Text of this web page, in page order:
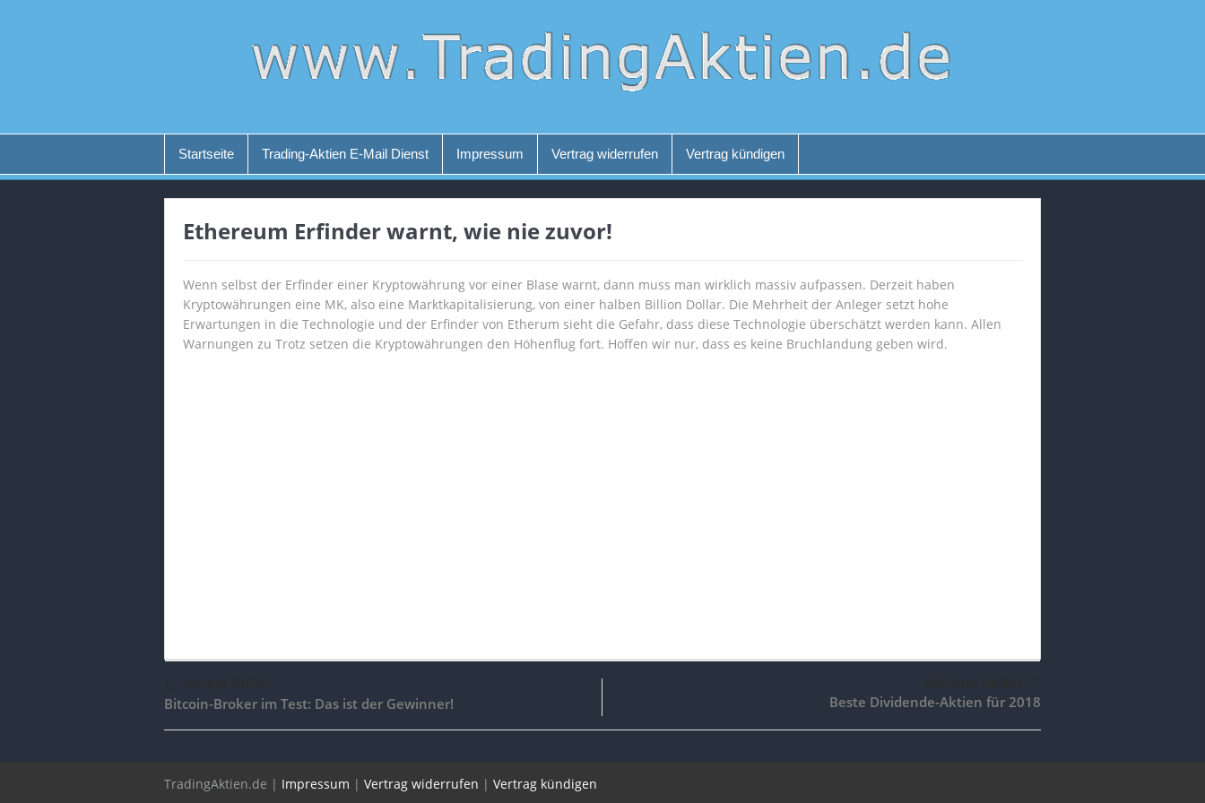
Startseite Trading-Aktien E-Mail Dienst Impressum Vertrag widerrufen Vertrag kündigen
Ethereum Erfinder warnt, wie nie zuvor!
Wenn selbst der Erfinder einer Kryptowährung vor einer Blase warnt, dann muss man wirklich massiv aufpassen. Derzeit haben
Kryptowährungen eine MK, also eine Marktkapitalisierung, von einer halben Billion Dollar. Die Mehrheit der Anleger setzt hohe
Erwartungen in die Technologie und der Erfinder von Etherum sieht die Gefahr, dass diese Technologie überschätzt werden kann. Allen
Warnungen zu Trotz setzen die Kryptowährungen den Höhenflug fort. Hoffen wir nur, dass es keine Bruchlandung geben wird.
Bitcoin-Broker im Test: Das ist der Gewinner! Beste Dividende-Aktien für 2018
TradingAktien.de | Impressum | Vertrag widerrufen | Vertrag kündigen